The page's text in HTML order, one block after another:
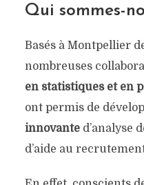
Qui sommes-
Basés à Montpellier
nombreuses
en statistiques et en
ont permis de
innovanted’analyse
d’aide au